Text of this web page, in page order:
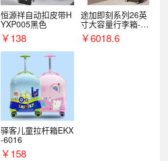
恒源祥自动扣皮带H
YXP005黑色
￥138
途加即刻系列26英
寸大容量行李箱-星
云绿/星光绿
￥6018.6
驿客儿童拉杆箱EKX
-6016
￥158